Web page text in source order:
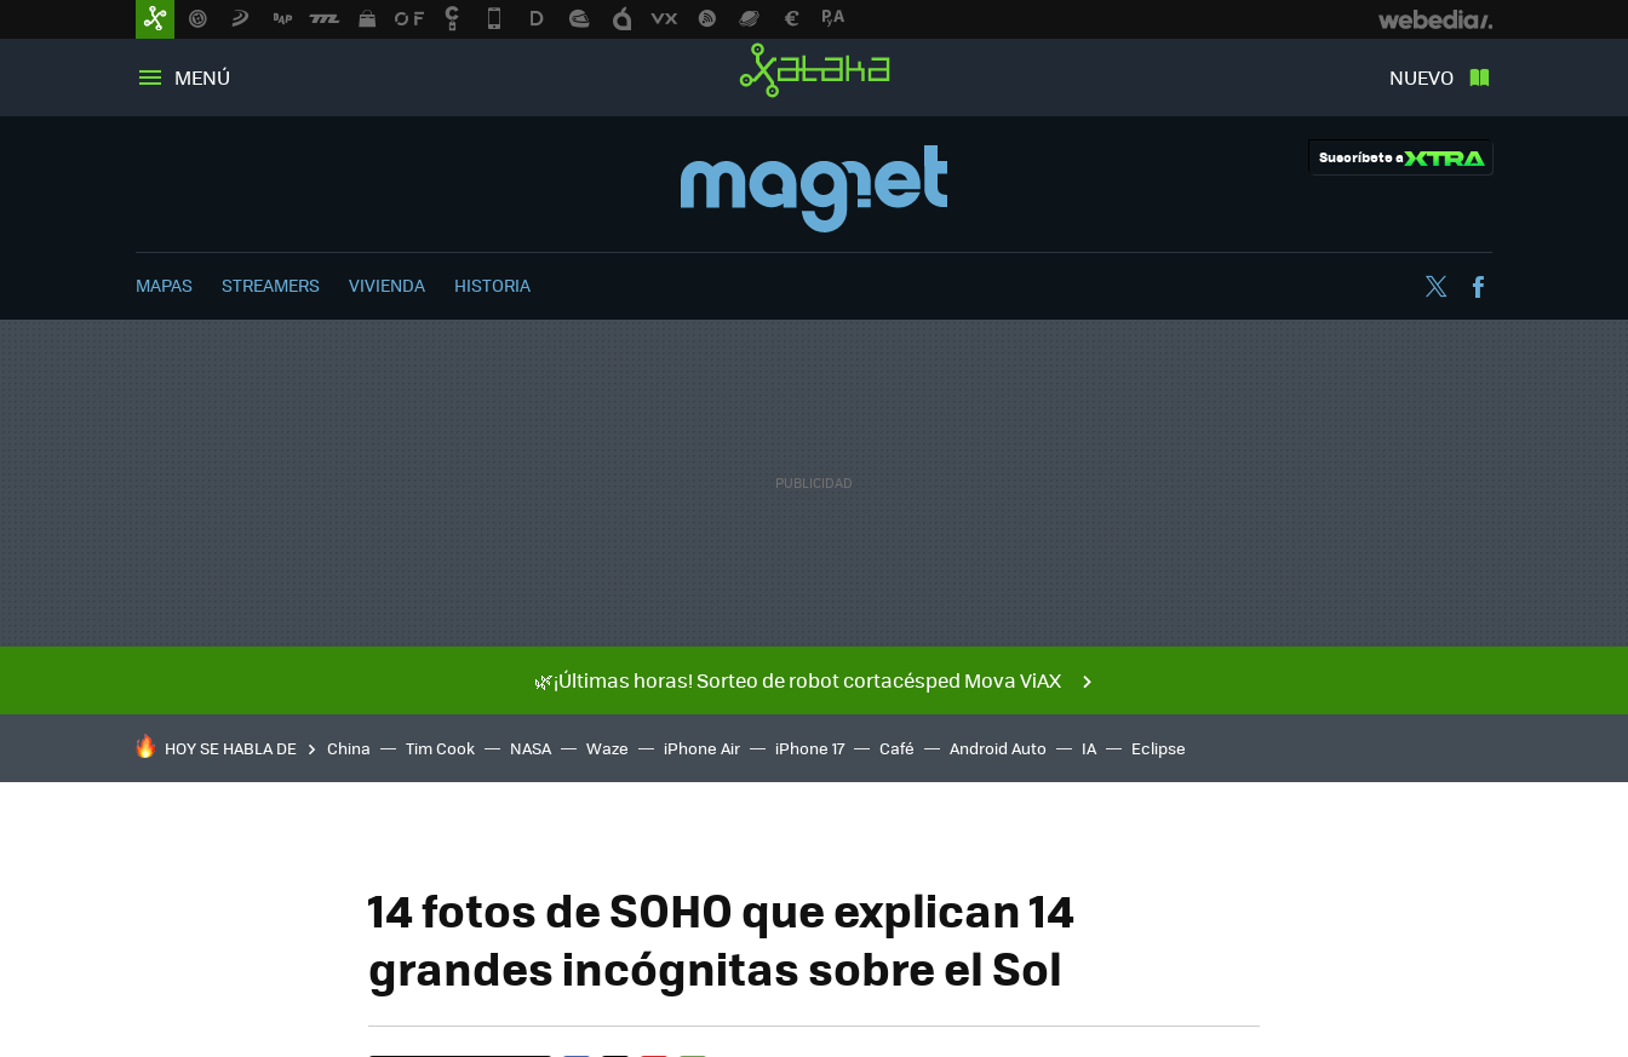
MENÚ NUEVO
Suscríbete a
MAPAS STREAMERS VIVIENDA HISTORIA Twitter
🌿¡Últimas horas! Sorteo de robot cortacésped Mova ViAX
HOY SE HABLA DE China Tim Cook NASA Waze iPhone Air iPhone 17 Café Android Auto IA Eclipse
14 fotos de SOHO que explican 14
grandes incógnitas sobre el Sol